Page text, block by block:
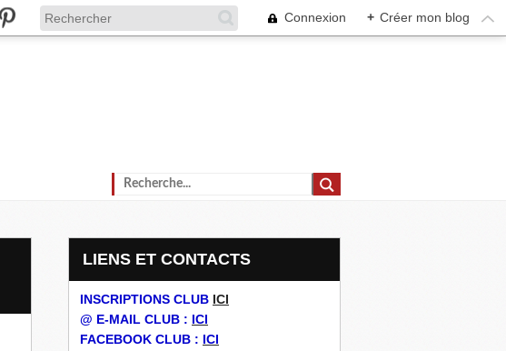
Connexion + Créer mon blog
LIENS ET CONTACTS
INSCRIPTIONS CLUB ICI
@ E-MAIL CLUB : ICI
FACEBOOK CLUB : ICI